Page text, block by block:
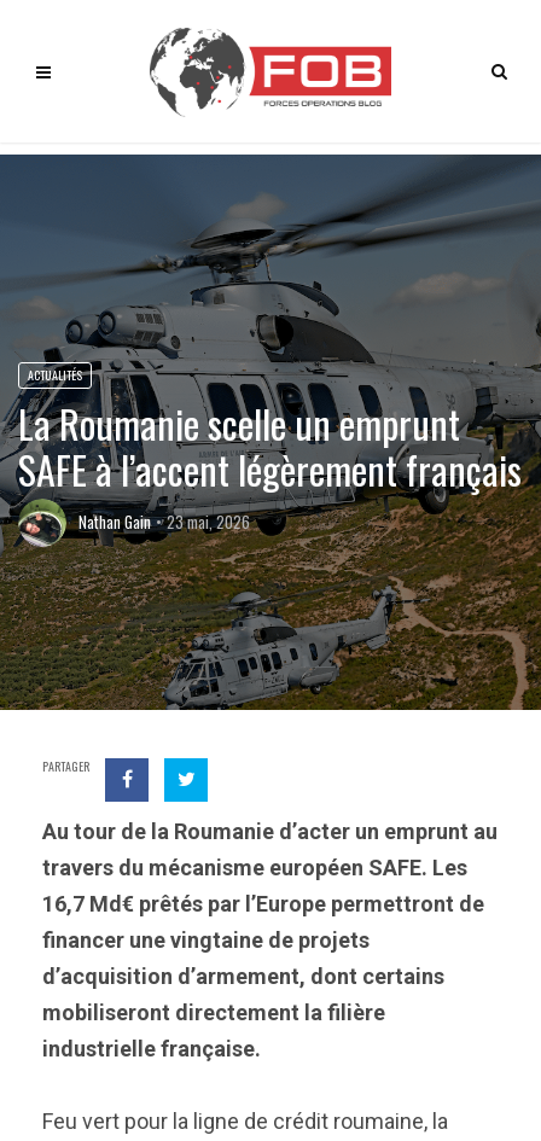
ACTUALITÉS
La Roumanie scelle un emprunt
SAFE à l’accent légèrement français
Nathan Gain 23 mai, 2026
PARTAGER
Au tour de la Roumanie d’acter un emprunt au
travers du mécanisme européen SAFE. Les
16,7 Md€ prêtés par l’Europe permettront de
financer une vingtaine de projets
d’acquisition d’armement, dont certains
mobiliseront directement la filière
industrielle française.
Feu vert pour la ligne de crédit roumaine, la